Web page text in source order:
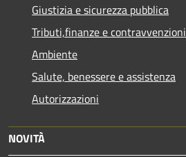
Giustizia e sicurezza pubblica
Tributi,finanze e contravvenzioni
Ambiente
Salute, benessere e assistenza
Autorizzazioni
NOVITÀ